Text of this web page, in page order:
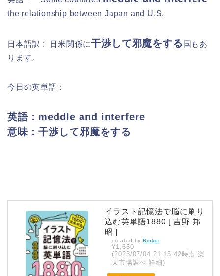
the relationship between Japan and U.S.
日本語訳 : 日米関係に干渉して邪魔をする 国もあ
ります。
今日の英単語：
英語：meddle and interfere
意味：干渉して邪魔をする
イラスト記憶法で脳に刷り
込む英単語1880 [ 吉野 邦
昭 ]
created by Rinker
¥1,650
(2023/07/04 21:15:42時点 楽
天市場調べ-詳細)